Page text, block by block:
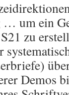
um ein
zu
Demos